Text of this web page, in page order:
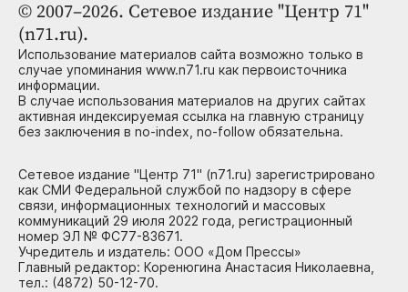
© 2007–2026. Сетевое издание "Центр 71"
(n71.ru).
Использование материалов сайта возможно только в
случае упоминания www.n71.ru как первоисточника
информации.
В случае использования материалов на других сайтах
активная индексируемая ссылка на главную страницу
без заключения в no-index, no-follow обязательна.
Сетевое издание "Центр 71" (n71.ru) зарегистрировано
как СМИ Федеральной службой по надзору в сфере
связи, информационных технологий и массовых
коммуникаций 29 июля 2022 года, регистрационный
номер ЭЛ № ФС77-83671.
Учредитель и издатель: ООО «Дом Прессы»
Главный редактор: Коренюгина Анастасия Николаевна,
тел.: (4872) 50-12-70.